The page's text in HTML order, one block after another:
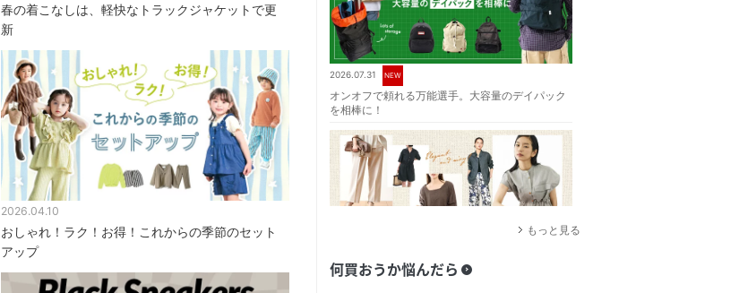
春の着こなしは、軽快なトラックジャケットで更
新
2026.04.10
おしゃれ！ラク！お得！これからの季節のセット
アップ
2026.07.31 NEW
オンオフで頼れる万能選手。大容量のデイパック
を相棒に！
2026.07.17
もっと見る
何買おうか悩んだら